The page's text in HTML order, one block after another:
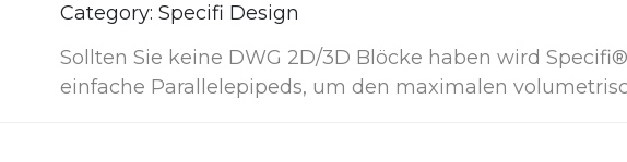
Category: Specifi Design
Sollten Sie keine DWG 2D/3D Blöcke haben wird
einfache Parallelepipeds, um den maximalen